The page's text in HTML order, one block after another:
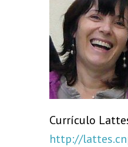
Currículo
http://